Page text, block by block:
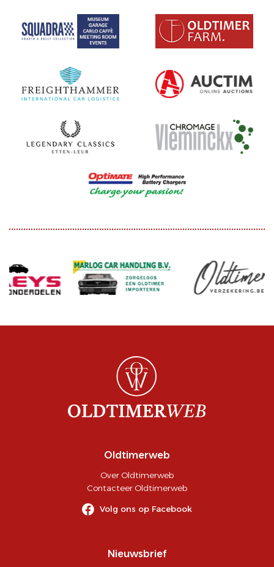
Oldtimerweb
Over Oldtimerweb
Contacteer Oldtimerweb
Volg ons op Facebook
Nieuwsbrief